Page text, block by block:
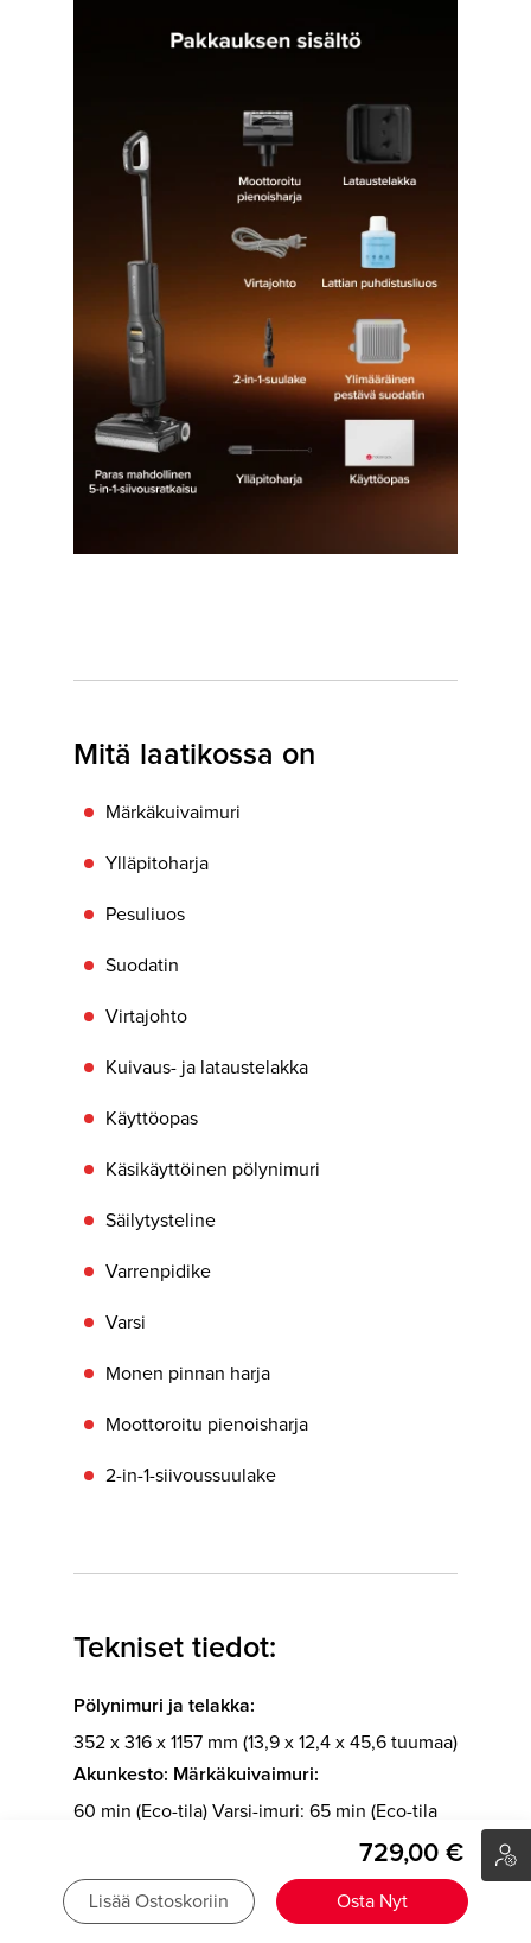
729,00 €
Lisää Ostoskoriin Osta Nyt
Mitä laatikossa on
Märkäkuivaimuri
Ylläpitoharja
Pesuliuos
Suodatin
Virtajohto
Kuivaus- ja lataustelakka
Käyttöopas
Käsikäyttöinen pölynimuri
Säilytysteline
Varrenpidike
Varsi
Monen pinnan harja
Moottoroitu pienoisharja
2-in-1-siivoussuulake
Tekniset tiedot:
Pölynimuri ja telakka:
352 x 316 x 1157 mm (13,9 x 12,4 x 45,6 tuumaa)
Akunkesto: Märkäkuivaimuri:
60 min (Eco-tila) Varsi-imuri: 65 min (Eco-tila
Märkäkuivaimuri: 20 000 Pa Varsi-imuri: 25
000 Pa